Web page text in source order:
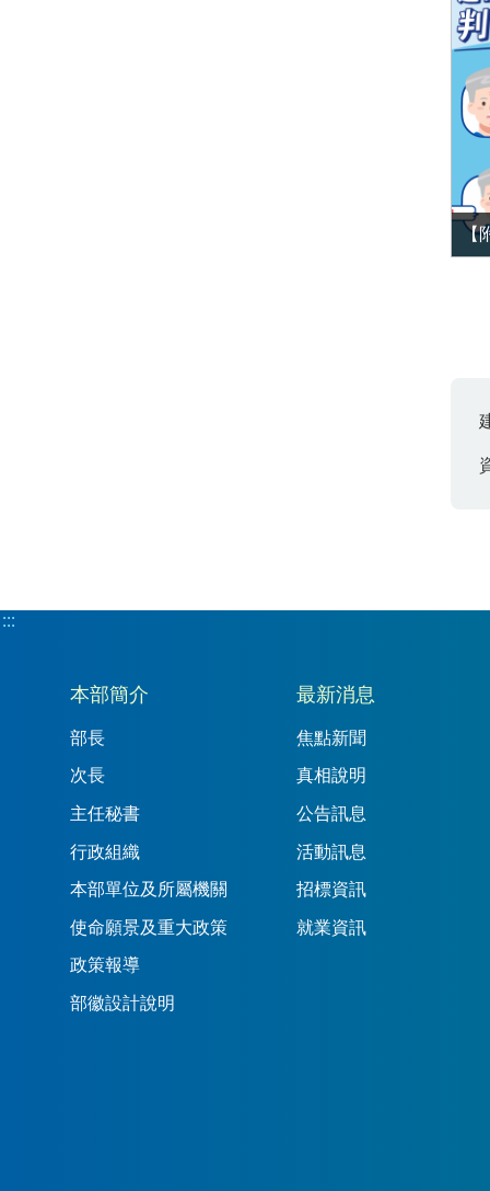
【
:::
:::
本部簡介
部長
次長
主任秘書
行政組織
本部單位及所屬機關
使命願景及重大政策
政策報導
部徽設計說明
最新消息
焦點新聞
真相說明
公告訊息
活動訊息
招標資訊
就業資訊